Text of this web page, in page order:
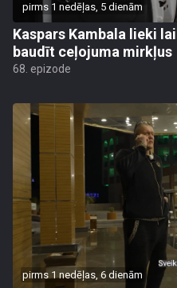
pirms 1 nedēļas, 5 dienām
Kaspars Kambala lieki
baudīt ceļojuma mirkļus
68. epizode
pirms 1 nedēļas, 6 dienām